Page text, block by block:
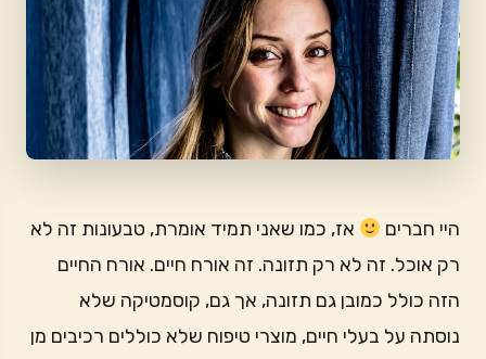
היי חברים
אז, כמו שאני תמיד אומרת, טבעונות זה לא
רק אוכל. זה לא רק תזונה. זה אורח חיים. אורח החיים
הזה כולל כמובן גם תזונה, אך גם, קוסמטיקה שלא
נוסתה על בעלי חיים, מוצרי טיפוח שלא כוללים רכיבים מן